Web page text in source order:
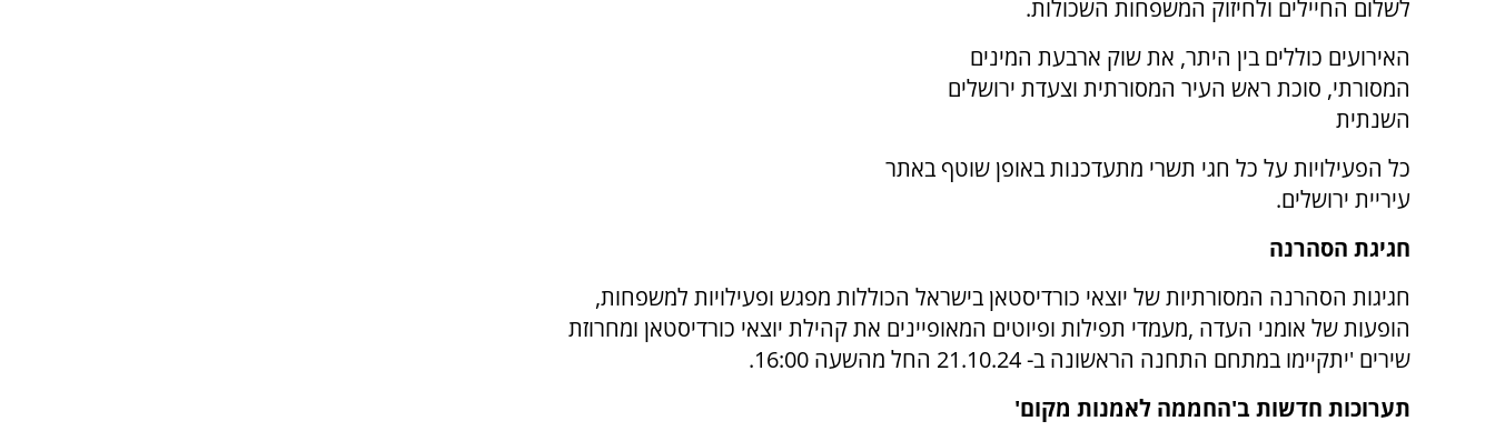
לשלום החיילים ולחיזוק המשפחות השכולות.
האירועים כוללים בין היתר, את שוק ארבעת המינים
המסורתי, סוכת ראש העיר המסורתית וצעדת ירושלים
השנתית
כל הפעילויות על כל חגי תשרי מתעדכנות באופן שוטף באתר
עיריית ירושלים.
חגיגת הסהרנה
חגיגות הסהרנה המסורתיות של יוצאי כורדיסטאן בישראל הכוללות מפגש ופעילויות למשפחות,
הופעות של אומני העדה ,מעמדי תפילות ופיוטים המאופיינים את קהילת יוצאי כורדיסטאן ומחרוזת
שירים 'יתקיימו במתחם התחנה הראשונה ב- 21.10.24 החל מהשעה 16:00.
תערוכות חדשות ב'החממה לאמנות מקום'